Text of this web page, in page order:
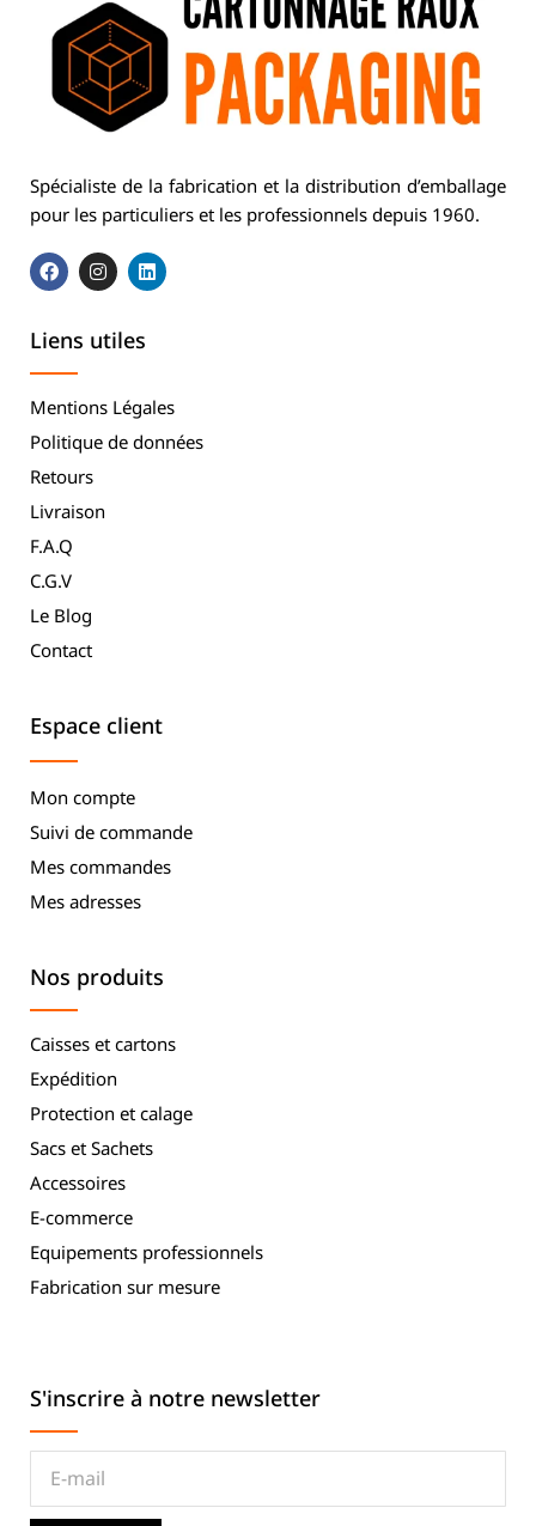
Spécialiste de la fabrication et la distribution d’emballage
pour les particuliers et les professionnels depuis 1960.
Liens utiles
Mentions Légales
Politique de données
Retours
Livraison
F.A.Q
C.G.V
Le Blog
Contact
Espace client
Mon compte
Suivi de commande
Mes commandes
Mes adresses
Nos produits
Caisses et cartons
Expédition
Protection et calage
Sacs et Sachets
Accessoires
E-commerce
Equipements professionnels
Fabrication sur mesure
S'inscrire à notre newsletter